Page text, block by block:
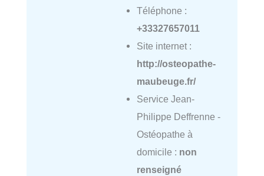
Téléphone :
+33327657011
Site internet :
http://osteopathe-
maubeuge.fr/
Service Jean-
Philippe Deffrenne -
Ostéopathe à
domicile : non
renseigné